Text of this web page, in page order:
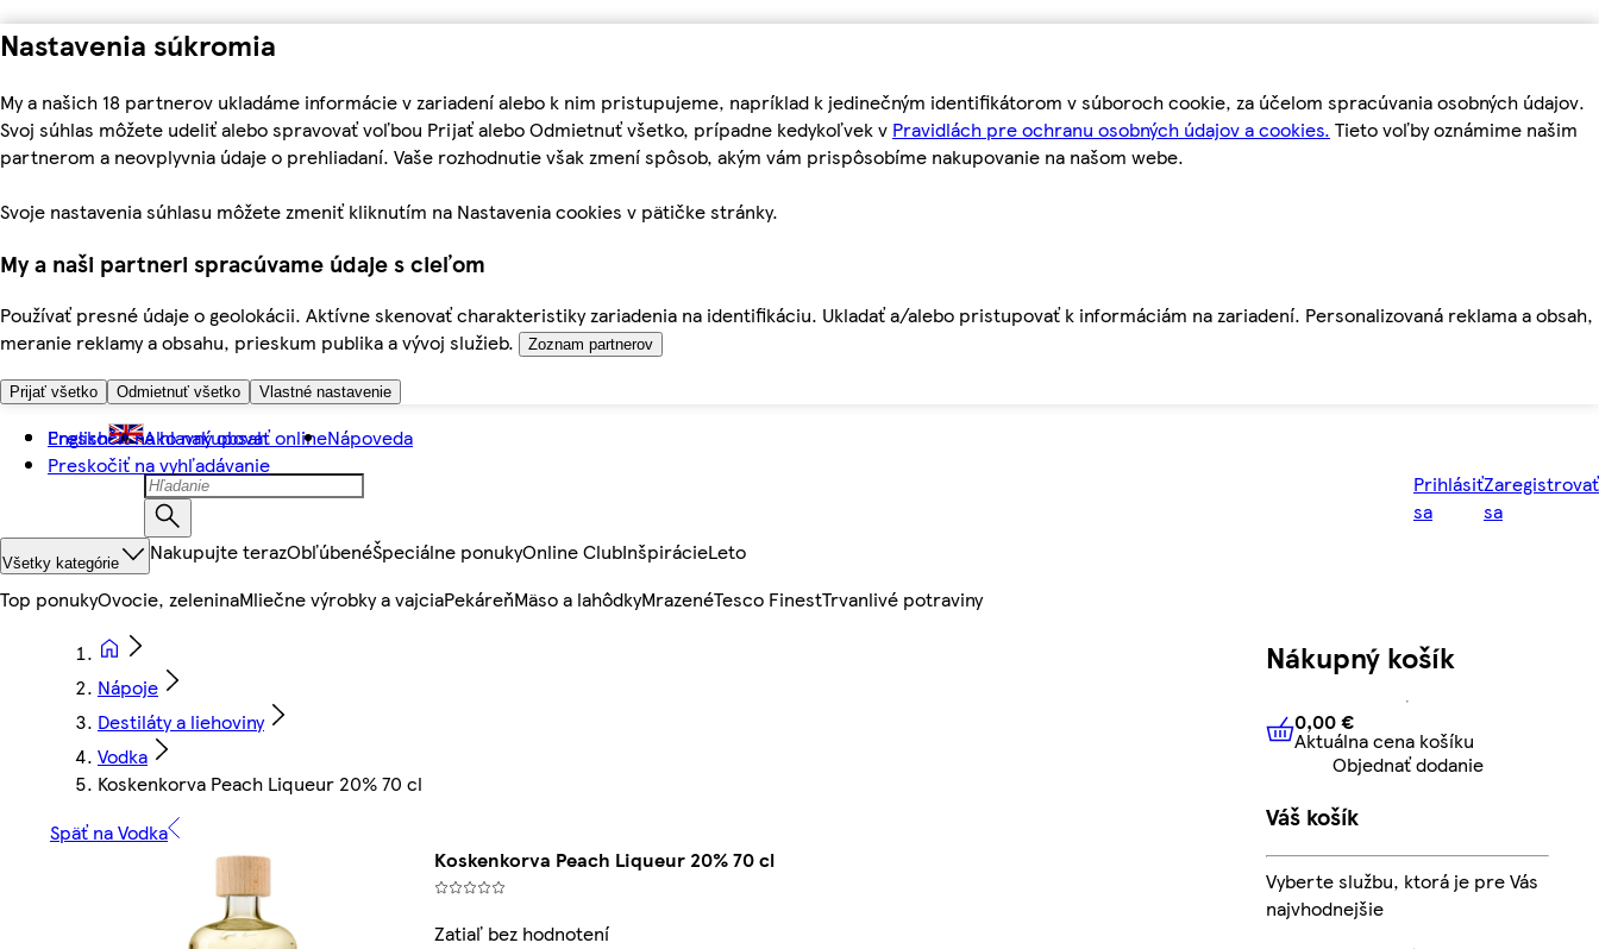
Nastavenia súkromia
My a našich 18 partnerov ukladáme informácie v zariadení alebo k nim pristupujeme, napríklad k jedinečným identifikátorom v súboroch cookie, za účelom spracúvania osobných údajov.
Svoj súhlas môžete udeliť alebo spravovať voľbou Prijať alebo Odmietnuť všetko, prípadne kedykoľvek v Pravidlách pre ochranu osobných údajov a cookies. Tieto voľby oznámime našim
partnerom a neovplyvnia údaje o prehliadaní. Vaše rozhodnutie však zmení spôsob, akým vám prispôsobíme nakupovanie na našom webe.
Svoje nastavenia súhlasu môžete zmeniť kliknutím na Nastavenia cookies v pätičke stránky.
My a naši partneri spracúvame údaje s cieľom
Používať presné údaje o geolokácii. Aktívne skenovať charakteristiky zariadenia na identifikáciu. Ukladať a/alebo pristupovať k informáciám na zariadení. Personalizovaná reklama a obsah,
meranie reklamy a obsahu, prieskum publika a vývoj služieb.
Zoznam partnerov
Prijať všetko Odmietnuť všetko Vlastné nastavenie
Preskočiť na hlavný obsah
Preskočiť na vyhľadávanie
English Ako nakupovať onlineNápoveda
Prihlásiť
sa
Zaregistrovať
sa
Všetky kategórie Nakupujte terazObľúbenéŠpeciálne ponukyOnline ClubInšpirácieLeto
Top ponukyOvocie, zeleninaMliečne výrobky a vajciaPekáreňMäso a lahôdkyMrazenéTesco FinestTrvanlivé potraviny
Nápoje
Destiláty a liehoviny
Vodka
Koskenkorva Peach Liqueur 20% 70 cl
Späť na Vodka
Koskenkorva Peach Liqueur 20% 70 cl
Zatiaľ bez hodnotení
Nákupný košík
0,00 € Aktuálna cena košíku
0,00 €
Aktuálna cena košíku
Objednať dodanie
Váš košík
Vyberte službu, ktorá je pre Vás
najvhodnejšie